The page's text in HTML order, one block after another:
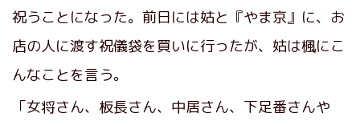
祝うことになった。前日には姑と『やま京』に、お
店の人に渡す祝儀袋を買いに行ったが、姑は楓にこ
んなことを言う。
「女将さん、板長さん、中居さん、下足番さんや